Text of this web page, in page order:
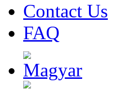
Contact Us
FAQ